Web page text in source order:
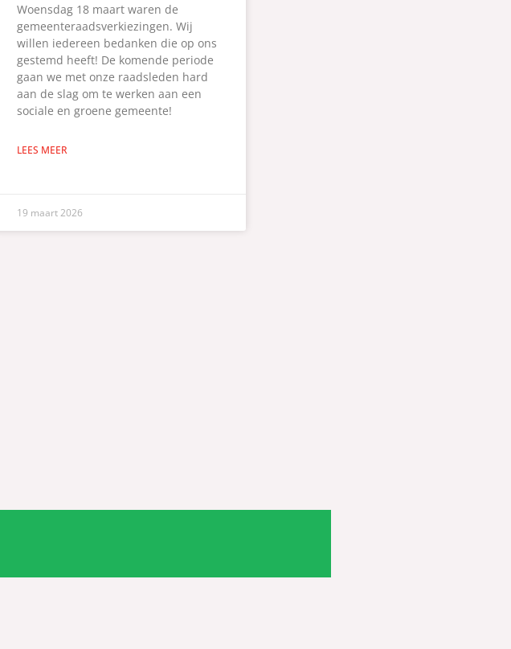
Woensdag 18 maart waren de
gemeenteraadsverkiezingen. Wij
willen iedereen bedanken die op ons
gestemd heeft! De komende periode
gaan we met onze raadsleden hard
aan de slag om te werken aan een
sociale en groene gemeente!
LEES MEER
19 maart 2026